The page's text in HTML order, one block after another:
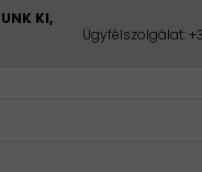
KI,
Ügyfélszolgálat: